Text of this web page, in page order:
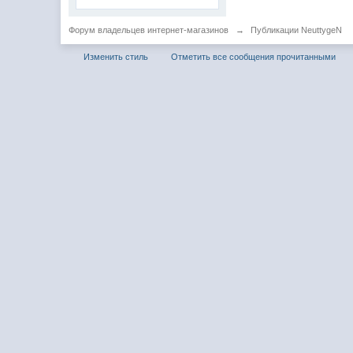
Форум владельцев интернет-магазинов → Публикации NeuttygeN
Изменить стиль Отметить все сообщения прочитанными